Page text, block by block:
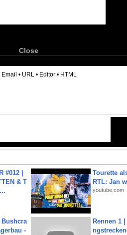
Close
Email • URL • Editor • HTML
#012 |
& T
Tourette
RTL: Jan
youtube.com
Bushcra
-
Rennen 1